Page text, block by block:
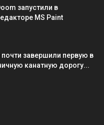
запустили в
MS Paint
почти завершили первую в
канатную дорогу...